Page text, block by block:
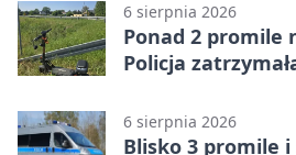
6 sierpnia 2026
Ponad 2 promile
Policja
6 sierpnia 2026
Blisko 3 promile i